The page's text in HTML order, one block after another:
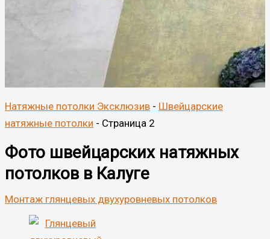
Натяжные потолки Эксклюзив - Швейцарские
натяжные потолки - Страница 2
Фото швейцарских натяжных
потолков в Калуге
Монтаж глянцевых двухуровневых потолков